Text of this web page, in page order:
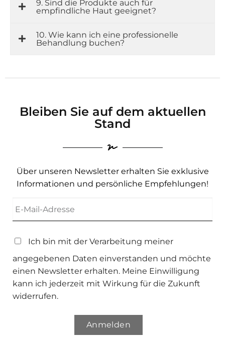
9. Sind die Produkte auch für
empfindliche Haut geeignet?
10. Wie kann ich eine professionelle
Behandlung buchen?
Bleiben Sie auf dem aktuellen
Stand
Über unseren Newsletter erhalten Sie exklusive
Informationen und persönliche Empfehlungen!
Ich bin mit der Verarbeitung meiner
angegebenen Daten einverstanden und möchte
einen Newsletter erhalten. Meine Einwilligung
kann ich jederzeit mit Wirkung für die Zukunft
widerrufen.
Anmelden